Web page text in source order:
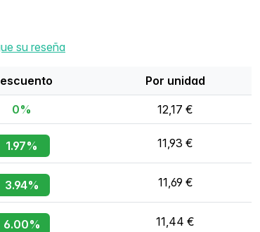
su reseña
Por unidad
0% 12,17 €
1.97% 11,93 €
3.94% 11,69 €
6.00% 11,44 €